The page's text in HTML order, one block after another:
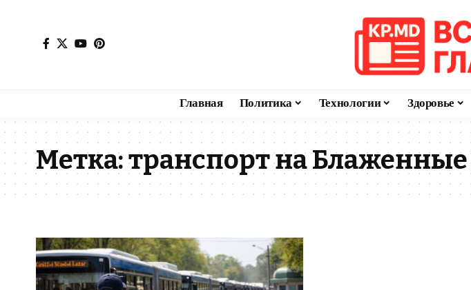
Главная Политика Технологии Здоровье
Метка:транспорт на